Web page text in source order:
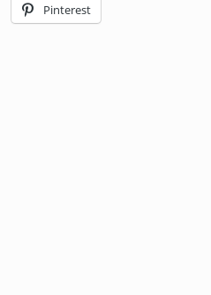
Pinterest